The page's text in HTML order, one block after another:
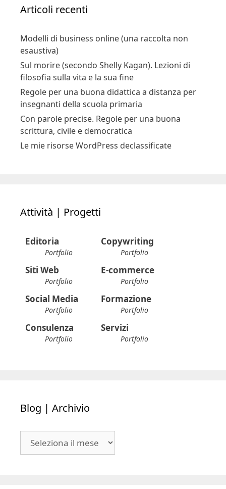
Articoli recenti
Modelli di business online (una raccolta non
esaustiva)
Sul morire (secondo Shelly Kagan). Lezioni di
filosofia sulla vita e la sua fine
Regole per una buona didattica a distanza per
insegnanti della scuola primaria
Con parole precise. Regole per una buona
scrittura, civile e democratica
Le mie risorse WordPress declassificate
Attività | Progetti
Editoria
Portfolio
Copywriting
Portfolio
Siti Web
Portfolio
E-commerce
Portfolio
Social Media
Portfolio
Formazione
Portfolio
Consulenza
Portfolio
Servizi
Portfolio
Blog | Archivio